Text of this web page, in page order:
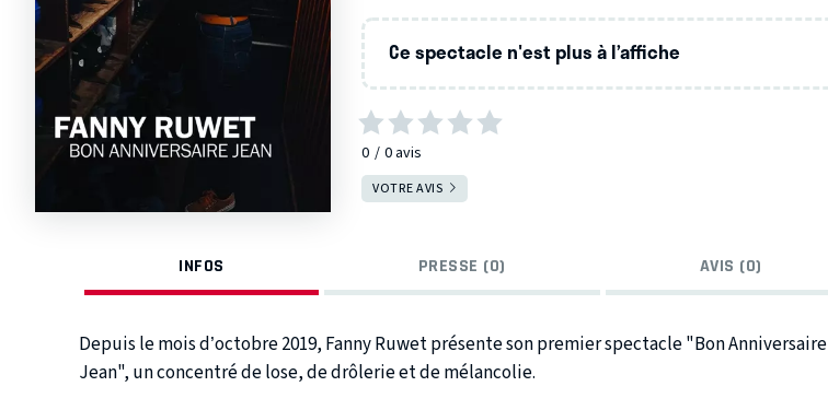
Ce spectacle n'est plus à l’affiche
0 0avis
VOTRE AVIS
INFOS PRESSE (0) AVIS (0)
Depuis le mois d’octobre 2019, Fanny Ruwet présente son premier spectacle "Bon Anniversaire
Jean", un concentré de lose, de drôlerie et de mélancolie.